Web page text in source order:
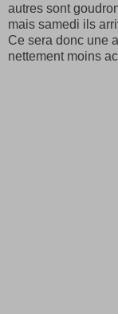
autres sont
mais samedi ils
Ce sera donc une
nettement moins